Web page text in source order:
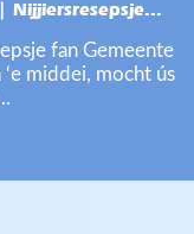
Nijjiersresepsje...
fan Gemeente
‘e middei, mocht ús